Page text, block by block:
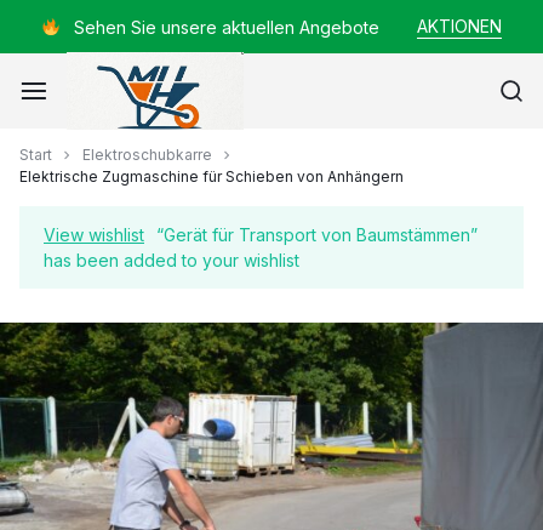
Sehen Sie unsere aktuellen Angebote AKTIONEN
Mayer
Start
Elektroschubkarre
Elektrische Zugmaschine für Schieben von Anhängern
View wishlist
“Gerät für Transport von Baumstämmen”
has been added to your wishlist